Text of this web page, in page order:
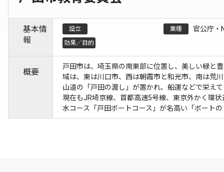
基本情
報
設立 業種 官公庁・
効果／目的
概要
戸田市は、埼玉県の南東部に位置し、美しい緑と
域は、東は川口市、西は朝霞市と和光市、南は荒
山道の「戸田の渡し」が置かれ、船運などで栄え
現在もJR埼京線、首都高速5号線、東京外かく環
水コース「戸田ボートコース」が名高い「ボート